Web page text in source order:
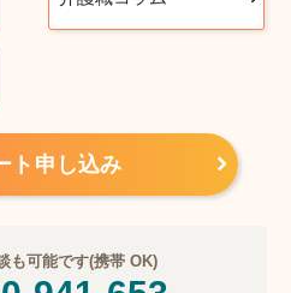
ト申し込み
も可能です(携帯 OK)